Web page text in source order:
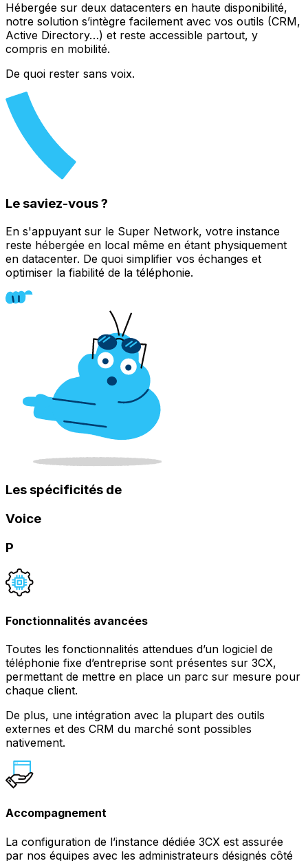
Hébergée sur deux datacenters en haute disponibilité,
notre solution s’intègre facilement avec vos outils (CRM,
Active Directory…) et reste accessible partout, y
compris en mobilité.
De quoi rester sans voix.
Le saviez-vous ?
En s'appuyant sur le Super Network, votre instance
reste hébergée en local même en étant physiquement
en datacenter. De quoi simplifier vos échanges et
optimiser la fiabilité de la téléphonie.
Les spécificités de
Voice
P
Fonctionnalités avancées
Toutes les fonctionnalités attendues d’un logiciel de
téléphonie fixe d’entreprise sont présentes sur 3CX,
permettant de mettre en place un parc sur mesure pour
chaque client.
De plus, une intégration avec la plupart des outils
externes et des CRM du marché sont possibles
nativement.
Accompagnement
La configuration de l’instance dédiée 3CX est assurée
par nos équipes avec les administrateurs désignés côté